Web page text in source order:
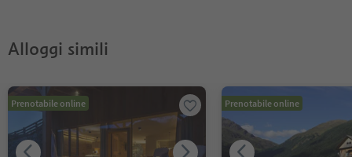
Alloggi simili
Prenotabile online Prenotabile online